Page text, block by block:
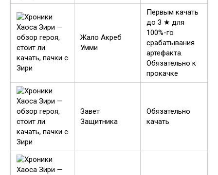
Жало Акреб
Умми
Первым качать
до 3 ★ для
100%-го
срабатывания
артефакта.
Обязательно к
прокачке
Завет
Защитника
Обязательно
качать